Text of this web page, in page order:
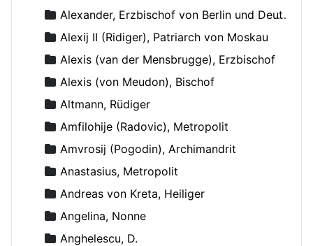
Alexander, Erzbischof von Berlin und Deutschland
Alexij II (Ridiger), Patriarch von Moskau
Alexis (van der Mensbrugge), Erzbischof
Alexis (von Meudon), Bischof
Altmann, Rüdiger
Amfilohije (Radovic), Metropolit
Amvrosij (Pogodin), Archimandrit
Anastasius, Metropolit
Andreas von Kreta, Heiliger
Angelina, Nonne
Anghelescu, D.